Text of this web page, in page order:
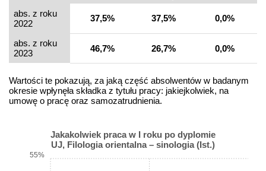
abs. z roku
2022
37,5% 37,5% 0,0%
abs. z roku
2023
46,7% 26,7% 0,0%
Wartości te pokazują, za jaką część absolwentów w badanym
okresie wpłynęła składka z tytułu pracy: jakiejkolwiek, na
umowę o pracę oraz samozatrudnienia.
Jakakolwiek praca w I roku po dyplomie
UJ, Filologia orientalna – sinologia (Ist.)
55%